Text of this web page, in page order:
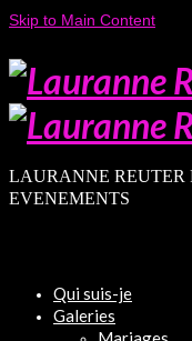
Skip to Main Content
LAURANNE REUTER
EVENEMENTS
Qui suis-je
Galeries